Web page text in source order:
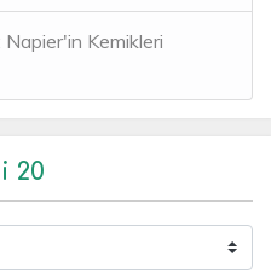
Kemikleri
20